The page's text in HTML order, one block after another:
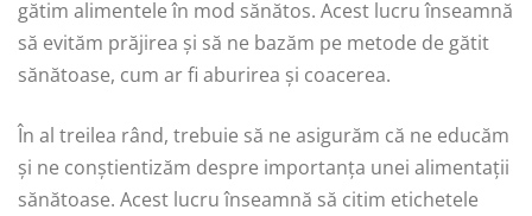
gătim alimentele în mod sănătos. Acest lucru înseamnă
să evităm prăjirea și să ne bazăm pe metode de gătit
sănătoase, cum ar fi aburirea și coacerea.
În al treilea rând, trebuie să ne asigurăm că ne educăm
și ne conștientizăm despre importanța unei alimentații
sănătoase. Acest lucru înseamnă să citim etichetele